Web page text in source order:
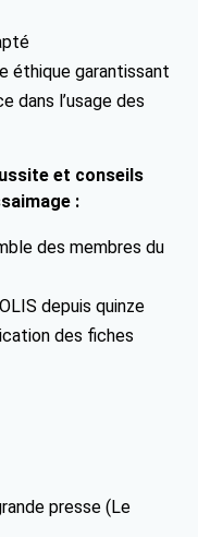
éthique garantissant
dans l’usage des
et conseils
:
des membres du
depuis quinze
des fiches
presse (Le